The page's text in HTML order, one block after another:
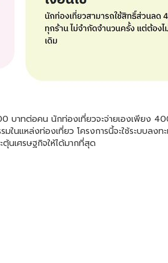
บาทต่อคน นักท่องเที่ยวจะจ่ายเองเพียง
ในแหล่งท่องเที่ยว โครงการนี้จะใช้ระบบลง
นเศรษฐกิจให้ได้มากที่สุด